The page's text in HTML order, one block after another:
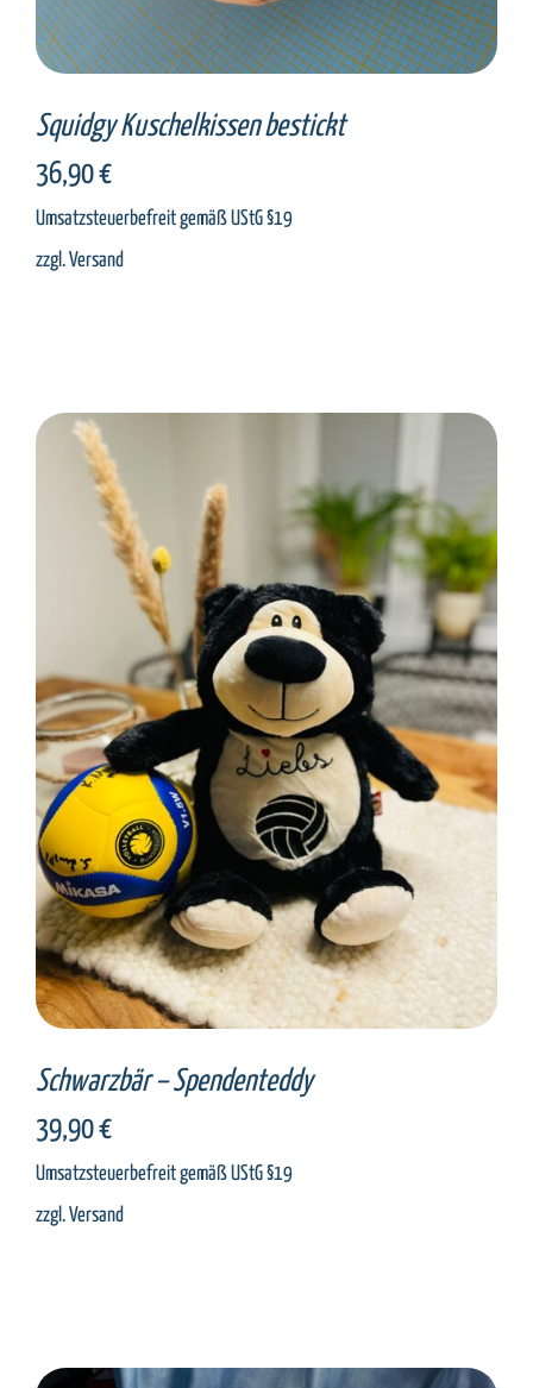
Squidgy Kuschelkissen bestickt
36,90€
Umsatzsteuerbefreit gemäß UStG §19
zzgl.Versand
SELECT OPTIONS / DETAILS
Schwarzbär – Spendenteddy
39,90€
Umsatzsteuerbefreit gemäß UStG §19
zzgl.Versand